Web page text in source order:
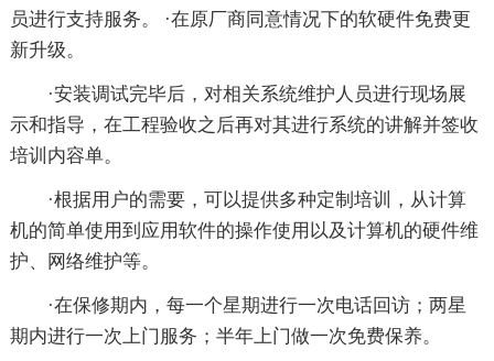
员进行支持服务。 ·在原厂商同意情况下的软硬件免费更
新升级。
·安装调试完毕后，对相关系统维护人员进行现场展
示和指导，在工程验收之后再对其进行系统的讲解并签收
培训内容单。
·根据用户的需要，可以提供多种定制培训，从计算
机的简单使用到应用软件的操作使用以及计算机的硬件维
护、网络维护等。
·在保修期内，每一个星期进行一次电话回访；两星
期内进行一次上门服务；半年上门做一次免费保养。